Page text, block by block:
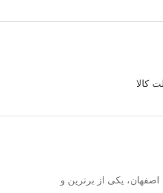
کالا
یکی از برترین و